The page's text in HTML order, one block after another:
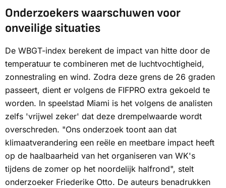
Onderzoekers waarschuwen voor
onveilige situaties
De WBGT-index berekent de impact van hitte door de
temperatuur te combineren met de luchtvochtigheid,
zonnestraling en wind. Zodra deze grens de 26 graden
passeert, dient er volgens de FIFPRO extra gekoeld te
worden. In speelstad Miami is het volgens de analisten
zelfs 'vrijwel zeker' dat deze drempelwaarde wordt
overschreden. "Ons onderzoek toont aan dat
klimaatverandering een reële en meetbare impact heeft
op de haalbaarheid van het organiseren van WK's
tijdens de zomer op het noordelijk halfrond", stelt
onderzoeker Friederike Otto. De auteurs benadrukken